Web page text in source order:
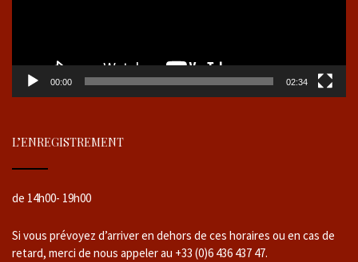
00:00 02:34
L’ENREGISTREMENT
de 14h00- 19h00
Si vous prévoyez d’arriver en dehors de ces horaires ou en cas de
retard, merci de nous appeler au +33 (0)6 436 437 47.